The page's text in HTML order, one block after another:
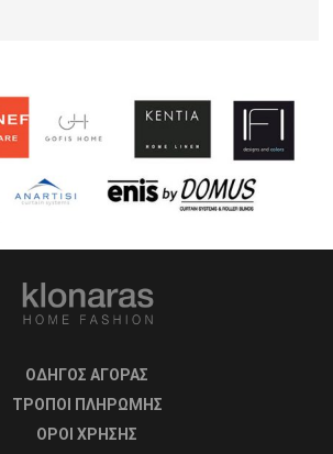
ΟΔΗΓΟΣ ΑΓΟΡΑΣ
ΤΡΟΠΟΙ ΠΛΗΡΩΜΗΣ
OΡΟΙ ΧΡΗΣΗΣ